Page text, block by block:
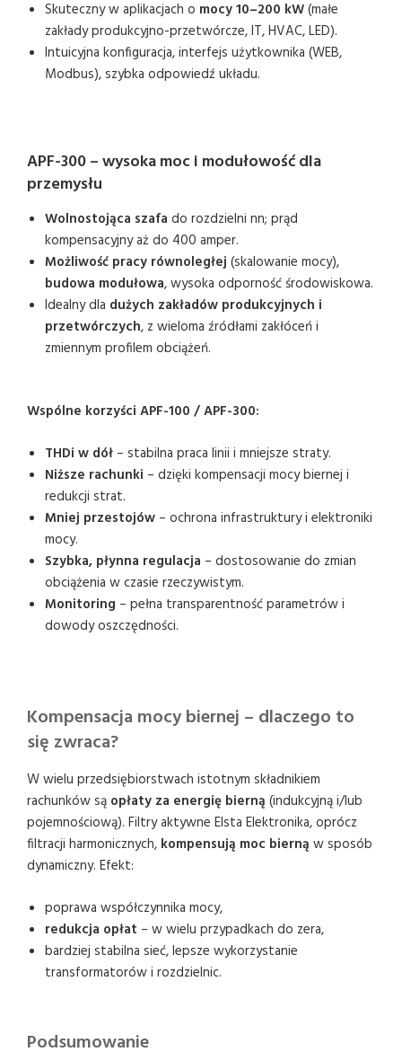
Skuteczny w aplikacjach o mocy 10–200 kW(małe
zakłady produkcyjno-przetwórcze, IT, HVAC, LED).
Intuicyjna konfiguracja, interfejs użytkownika (WEB,
Modbus), szybka odpowiedź układu.
APF-300 – wysoka moc i modułowość dla
przemysłu
Wolnostojąca szafa do rozdzielni nn; prąd
kompensacyjny aż do 400 amper.
Możliwość pracy równoległej (skalowanie mocy),
budowa modułowa, wysoka odporność środowiskowa.
Idealny dla dużych zakładów produkcyjnych i
przetwórczych, z wieloma źródłami zakłóceń i
zmiennym profilem obciążeń.
Wspólne korzyści APF-100 / APF-300:
THDi w dół – stabilna praca linii i mniejsze straty.
Niższe rachunki – dzięki kompensacji mocy biernej i
redukcji strat.
Mniej przestojów – ochrona infrastruktury i elektroniki
mocy.
Szybka, płynna regulacja – dostosowanie do zmian
obciążenia w czasie rzeczywistym.
Monitoring – pełna transparentność parametrów i
dowody oszczędności.
Kompensacja mocy biernej – dlaczego to
się zwraca?
W wielu przedsiębiorstwach istotnym składnikiem
rachunków są opłaty za energię bierną (indukcyjną i/lub
pojemnościową). Filtry aktywne Elsta Elektronika, oprócz
filtracji harmonicznych, kompensują moc bierną w sposób
dynamiczny. Efekt:
poprawa współczynnika mocy,
redukcja opłat – w wielu przypadkach do zera,
bardziej stabilna sieć, lepsze wykorzystanie
transformatorów i rozdzielnic.
Podsumowanie